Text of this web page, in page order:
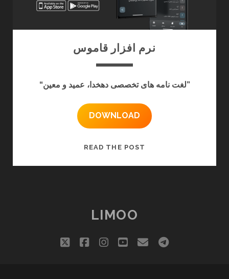
نرم افزار قاموس
“لغت نامه های تخصصی دهخدا، عمید و معین”
DOWNLOAD
READ THE POST
LIMOO
twitterfacebookinstagram
youtube
emailtelegram